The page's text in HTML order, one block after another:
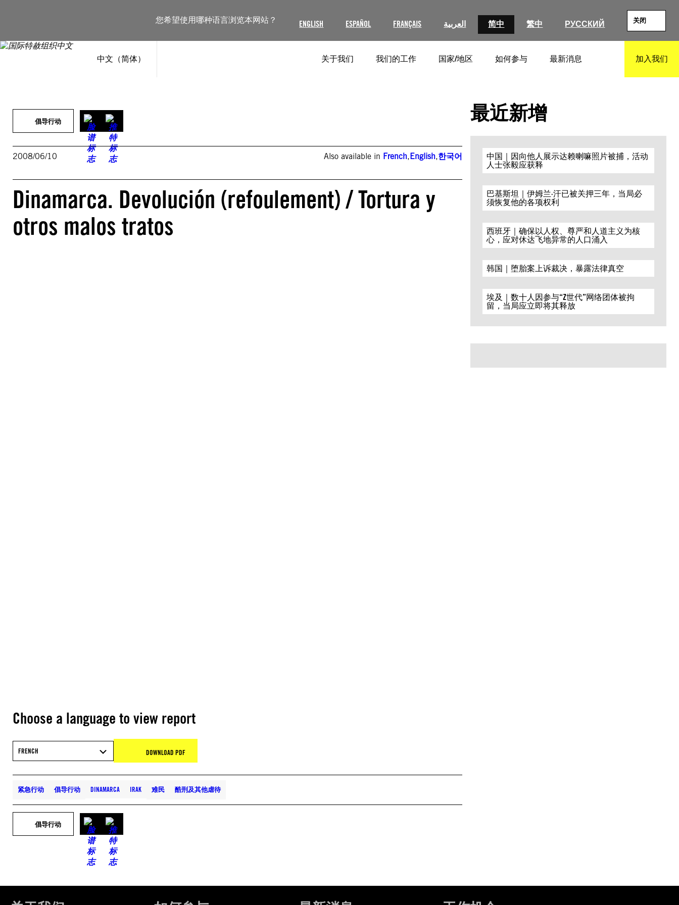
您希望使用哪种语言浏览本网站？ ENGLISH ESPAÑOL FRANÇAIS العربية 简中 繁中 РУССКИЙ 关闭
中文（简体） 关于我们 我们的工作 国家/地区 如何参与 最新消息 加入我们
倡导行动
2008/06/10 Also available in French,English,한국어
Dinamarca. Devolución (refoulement) / Tortura y
otros malos tratos
Choose a language to view report
FRENCH DOWNLOAD PDF
紧急行动 倡导行动 DINAMARCA IRAK 难民 酷刑及其他虐待
倡导行动
最近新增
中国｜因向他人展示达赖喇嘛照片被捕，活动
人士张毅应获释
巴基斯坦｜伊姆兰·汗已被关押三年，当局必
须恢复他的各项权利
西班牙｜确保以人权、尊严和人道主义为核
心，应对休达飞地异常的人口涌入
韩国｜堕胎案上诉裁决，暴露法律真空
埃及｜数十人因参与“Z世代”网络团体被拘
留，当局应立即将其释放